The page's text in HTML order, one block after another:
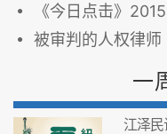
《今日点击》
被审判的人权律师
一
江泽